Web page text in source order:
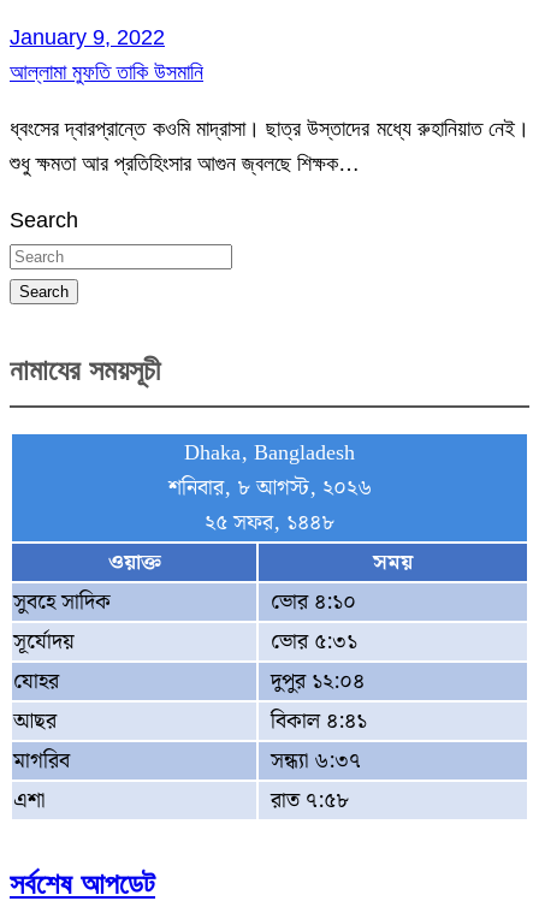
January 9, 2022
আল্লামা মুফতি তাকি উসমানি
ধ্বংসের দ্বারপ্রান্তে কওমি মাদ্রাসা। ছাত্র উস্তাদের মধ্যে রুহানিয়াত নেই।
শুধু ক্ষমতা আর প্রতিহিংসার আগুন জ্বলছে শিক্ষক…
Search
Search
নামাযের সময়সূচী
Dhaka, Bangladesh
শনিবার, ৮ আগস্ট, ২০২৬
২৫ সফর, ১৪৪৮
ওয়াক্ত
সময়
সুবহে সাদিক
ভোর ৪:১০
সূর্যোদয়
ভোর ৫:৩১
যোহর
দুপুর ১২:০৪
আছর
বিকাল ৪:৪১
মাগরিব
সন্ধ্যা ৬:৩৭
এশা
রাত ৭:৫৮
সর্বশেষ আপডেট